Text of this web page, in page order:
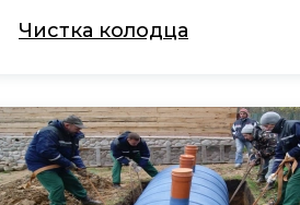
Чистка колодца